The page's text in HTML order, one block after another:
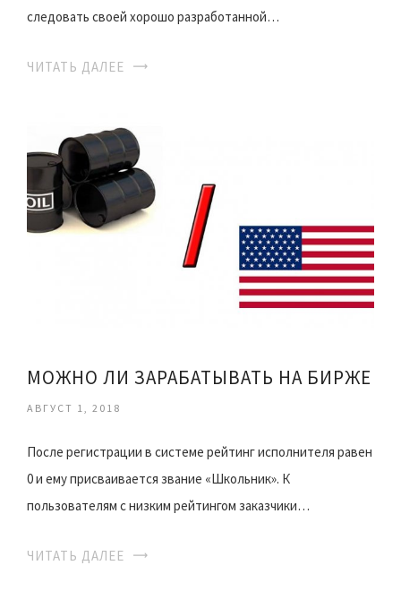
следовать своей хорошо разработанной…
ЧИТАТЬ ДАЛЕЕ
МОЖНО ЛИ ЗАРАБАТЫВАТЬ НА БИРЖЕ
АВГУСТ 1, 2018
После регистрации в системе рейтинг исполнителя равен
0 и ему присваивается звание «Школьник». К
пользователям с низким рейтингом заказчики…
ЧИТАТЬ ДАЛЕЕ